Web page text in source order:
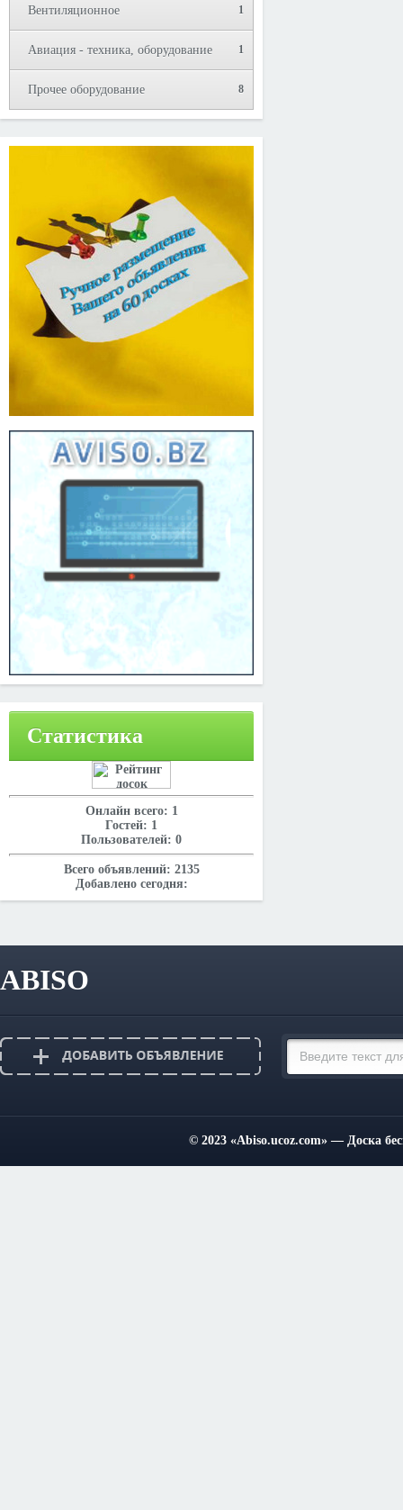
Вентиляционное 1
Авиация - техника, оборудование 1
Прочее оборудование 8
Статистика
Онлайн всего: 1
Гостей: 1
Пользователей: 0
Всего объявлений: 2135
Добавлено сегодня:
ABISO
© 2023 «Abiso.ucoz.com» — Доска